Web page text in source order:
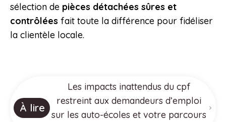
sélection de pièces détachées sûres et
contrôlées fait toute la différence pour fidéliser
la clientèle locale.
À lire
Les impacts inattendus du cpf
restreint aux demandeurs d’emploi
sur les auto-écoles et votre parcours